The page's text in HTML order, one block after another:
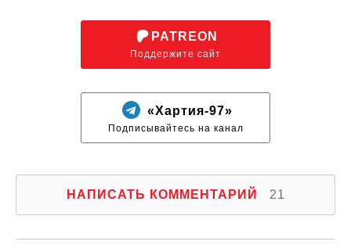
PATREON
Поддержите сайт
«Хартия-97»
Подписывайтесь на канал
НАПИСАТЬ КОММЕНТАРИЙ 21